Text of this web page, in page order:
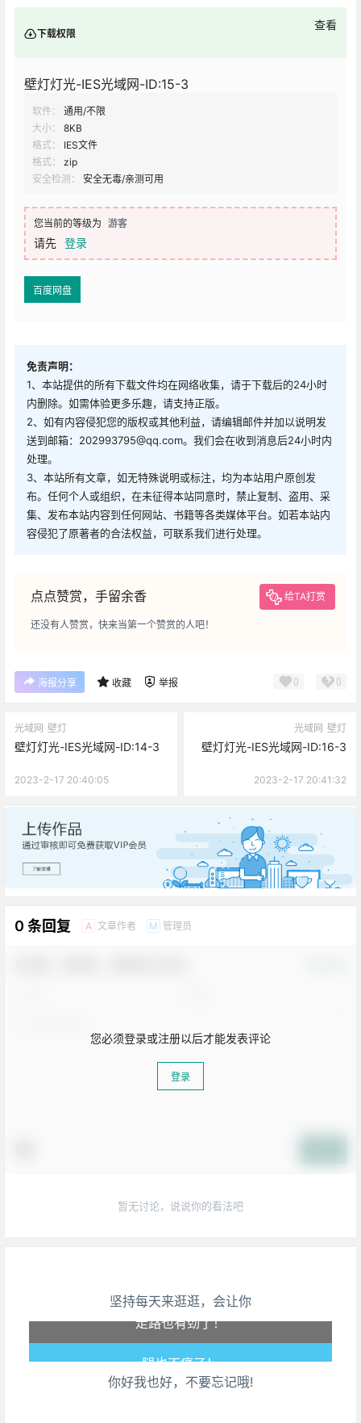
下载权限
查看
壁灯灯光-IES光域网-ID:15-3
软件：
通用/不限
大小：
8KB
格式：
IES文件
格式：
zip
安全检测：
安全无毒/亲测可用
您当前的等级为 游客
请先 登录
百度网盘
免责声明：
1、本站提供的所有下载文件均在网络收集，请于下载后的24小时
内删除。如需体验更多乐趣，请支持正版。
2、如有内容侵犯您的版权或其他利益，请编辑邮件并加以说明发
送到邮箱：202993795@qq.com。我们会在收到消息后24小时内
处理。
3、本站所有文章，如无特殊说明或标注，均为本站用户原创发
布。任何个人或组织，在未征得本站同意时，禁止复制、盗用、采
集、发布本站内容到任何网站、书籍等各类媒体平台。如若本站内
容侵犯了原著者的合法权益，可联系我们进行处理。
点点赞赏，手留余香 给TA打赏
还没有人赞赏，快来当第一个赞赏的人吧！
海报分享 收藏 举报 0 0
光域网 壁灯
壁灯灯光-IES光域网-ID:14-3
2023-2-17 20:40:05
光域网 壁灯
壁灯灯光-IES光域网-ID:16-3
2023-2-17 20:41:32
广告
0 条回复 A 文章作者 M 管理员
您必须登录或注册以后才能发表评论
登录
暂无讨论，说说你的看法吧
坚持每天来逛逛，会让你
心情也舒畅了！
走路也有劲了！
腿也不痛了！
你好我也好，不要忘记哦!